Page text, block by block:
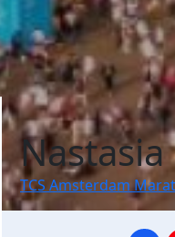
TCS Amsterdam